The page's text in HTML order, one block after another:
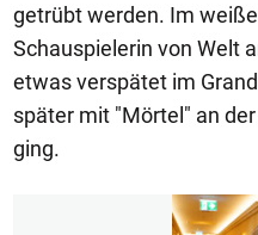
getrübt werden. Im
Schauspielerin von Welt
etwas verspätet im
später mit "Mörtel" an
ging.